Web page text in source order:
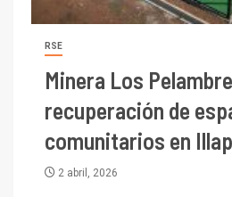
RSE
Minera Los
recuperación de
comunitarios en
2 abril, 2026